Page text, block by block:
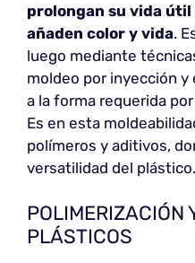
prolongan su vida
añaden color y vida.
luego mediante
moldeo por inyección y
a la forma requerida
Es en esta
polímeros y aditivos,
versatilidad del plástico.
POLIMERIZACIÓN
PLÁSTICOS